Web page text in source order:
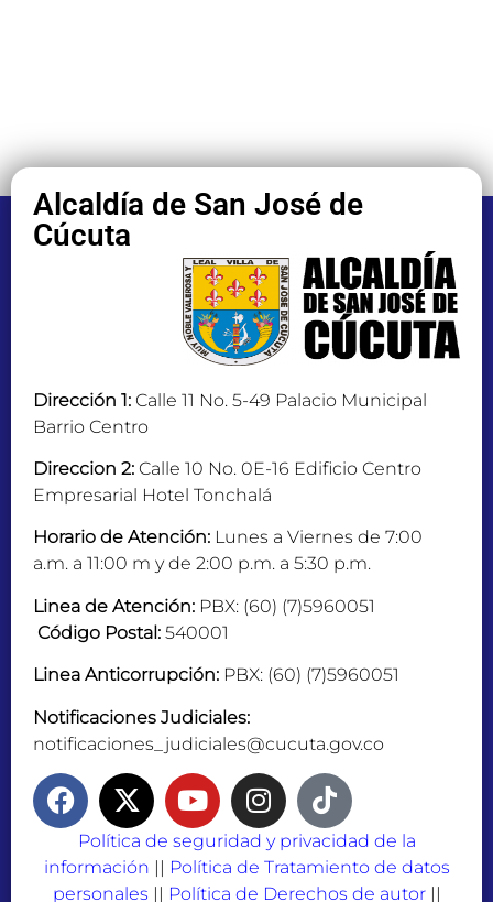
Alcaldía de San José de
Cúcuta
Dirección 1: Calle 11 No. 5-49 Palacio Municipal
Barrio Centro
Direccion 2: Calle 10 No. 0E-16 Edificio Centro
Empresarial Hotel Tonchalá
Horario de Atención: Lunes a Viernes de 7:00
a.m. a 11:00 m y de 2:00 p.m. a 5:30 p.m.
Linea de Atención: PBX: (60) (7)5960051
Código Postal: 540001
Linea Anticorrupción: PBX: (60) (7)5960051
Notificaciones Judiciales:
notificaciones_judiciales@cucuta.gov.co
Política de seguridad y privacidad de la
información || Política de Tratamiento de datos
personales || Política de Derechos de autor||